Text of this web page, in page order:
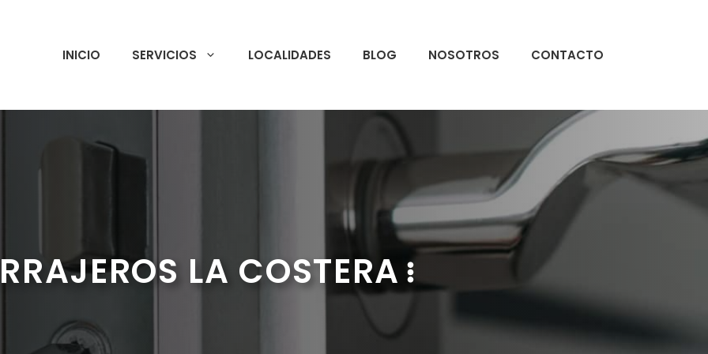
INICIO SERVICIOS LOCALIDADES BLOG NOSOTROS CONTACTO
LA COSTERA